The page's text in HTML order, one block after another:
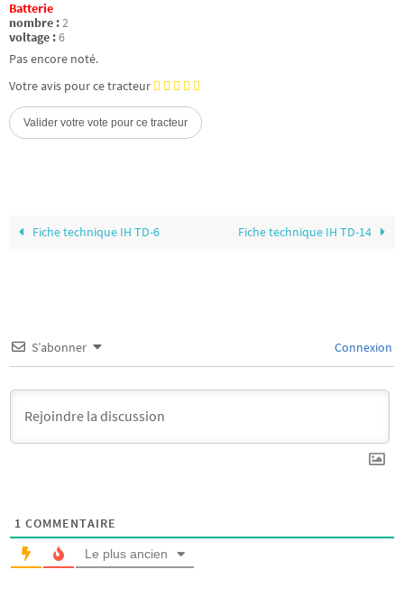
Batterie
nombre :2
voltage :6
Pas encore noté.
Votre avis pour ce tracteur
Fiche technique IH TD-6 Fiche technique IH TD-14
S’abonner Connexion
1 COMMENTAIRE
Le plus ancien